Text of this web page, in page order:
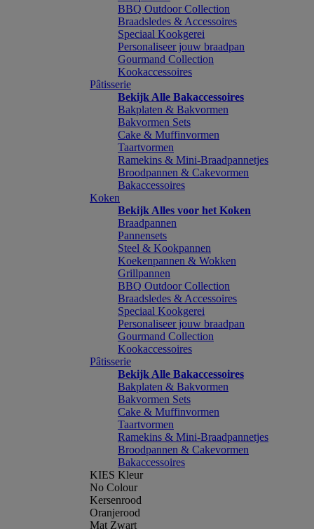
BBQ Outdoor Collection
Braadsledes & Accessoires
Speciaal Kookgerei
Personaliseer jouw braadpan
Gourmand Collection
Kookaccessoires
Pâtisserie
Bekijk Alle Bakaccessoires
Bakplaten & Bakvormen
Bakvormen Sets
Cake & Muffinvormen
Taartvormen
Ramekins & Mini-Braadpannetjes
Broodpannen & Cakevormen
Bakaccessoires
Koken
Bekijk Alles voor het Koken
Braadpannen
Pannensets
Steel & Kookpannen
Koekenpannen & Wokken
Grillpannen
BBQ Outdoor Collection
Braadsledes & Accessoires
Speciaal Kookgerei
Personaliseer jouw braadpan
Gourmand Collection
Kookaccessoires
Pâtisserie
Bekijk Alle Bakaccessoires
Bakplaten & Bakvormen
Bakvormen Sets
Cake & Muffinvormen
Taartvormen
Ramekins & Mini-Braadpannetjes
Broodpannen & Cakevormen
Bakaccessoires
KIES Kleur
No Colour
Kersenrood
Oranjerood
Mat Zwart